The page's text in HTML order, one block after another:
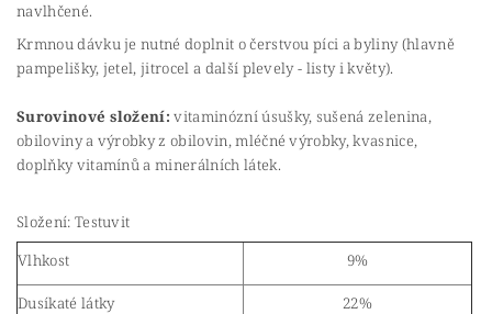
navlhčené.
Krmnou dávku je nutné doplnit o čerstvou píci a byliny (hlavně
pampelišky, jetel, jitrocel a další plevely - listy i květy).
Surovinové složení: vitaminózní úsušky, sušená zelenina,
obiloviny a výrobky z obilovin, mléčné výrobky, kvasnice,
doplňky vitamínů a minerálních látek.
Složení: Testuvit
Vlhkost
9%
Dusíkaté látky 22%